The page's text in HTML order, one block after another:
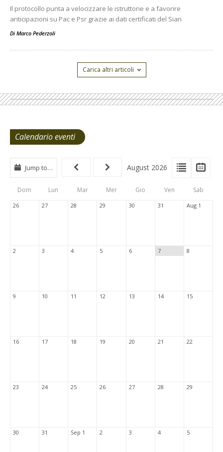
Il protocollo punta a velocizzare le istruttorie e a favorire
anticipazioni su Pac e Psr grazie ai dati certificati del Sian
Di Marco Pederzoli
Carica altri articoli
Calendario eventi
View
Type
Tabs
View
List
Jump to… August 2026
Dom Lun Mar Mer Gio Ven Sab
26 27 28 29 30 31 Aug 1
2 3 4 5 6 7 8
9 10 11 12 13 14 15
16 17 18 19 20 21 22
23 24 25 26 27 28 29
30 31 Sep 1 2 3 4 5